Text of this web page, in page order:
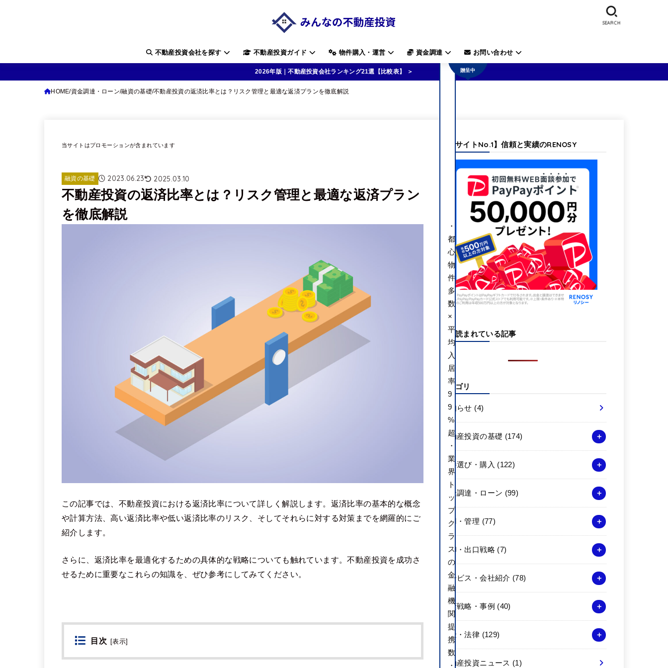
不動産投資会社を探す 不動産投資ガイド 物件購入・運営 資金調達 お問い合わせ
SEARCH
2026年版｜不動産投資会社ランキング21選【比較表】 ＞
HOME 資金調達・ローン 融資の基礎 不動産投資の返済比率とは？リスク管理と最適な返済プランを徹底解説
当サイトはプロモーションが含まれています
融資の基礎 2023.06.23 2025.03.10
不動産投資の返済比率とは？リスク管理と最適な返済プラン
を徹底解説
この記事では、不動産投資における返済比率について詳しく解説します。返済比率の基本的な概念
や計算方法、高い返済比率や低い返済比率のリスク、そしてそれらに対する対策までを網羅的にご
紹介します。
さらに、返済比率を最適化するための具体的な戦略についても触れています。不動産投資を成功さ
せるために重要なこれらの知識を、ぜひ参考にしてみてください。
目次 [表示]
【当サイトNo.1】信頼と実績のRENOSY
よく読まれている記事
カテゴリ
お知らせ (4)
不動産投資の基礎 (174)
物件選び・購入 (122)
資金調達・ローン (99)
運用・管理 (77)
売却・出口戦略 (7)
サービス・会社紹介 (78)
投資戦略・事例 (40)
税金・法律 (129)
不動産投資ニュース (1)
子ギフ
贈呈中
・
都
心
物
件
多
数
×
平
均
入
居
率
9
9
%
超
・
業
界
ト
ッ
プ
ク
ラ
ス
の
金
融
機
関
提
携
数
・